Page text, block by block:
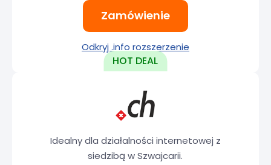
Zamówienie
Odkryj .info rozszerzenie
Idealny dla działalności internetowej z
siedzibą w Szwajcarii.